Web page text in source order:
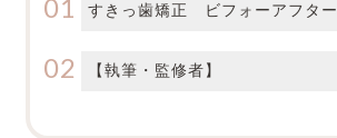
すきっ歯矯正 ビフォーアフター
【執筆・監修者】